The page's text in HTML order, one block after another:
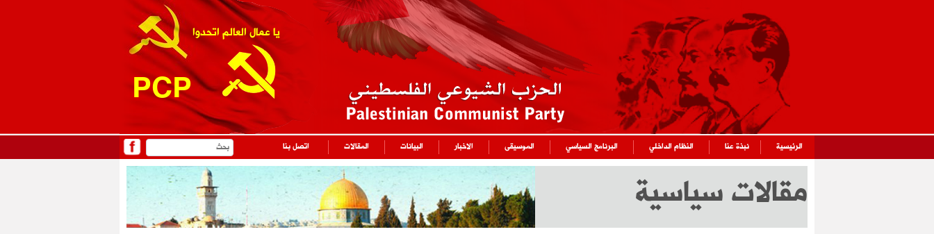
PCP
يا عمال العالم اتحدوا
الرئيسية نبذة عنا النظام الداخلي البرنامج السياسي الموسيقى الاخبار البيانات المقالات اتصل بنا
مقالات سياسية